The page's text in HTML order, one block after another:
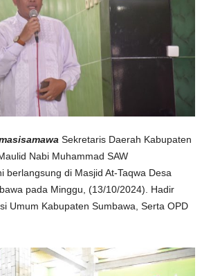
Sekretaris Daerah Kabupaten
Nabi Muhammad SAW
berlangsung di Masjid At-Taqwa Desa
pada Minggu, (13/10/2024). Hadir
Umum Kabupaten Sumbawa, Serta OPD